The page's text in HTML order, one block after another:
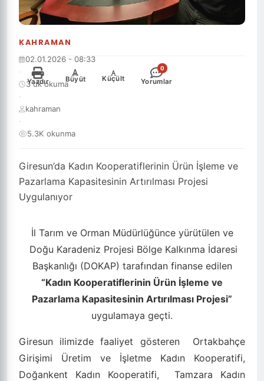
KAHRAMAN
Giresun’da Kadın Kooperatiflerinin Ürün İşleme ve
Pazarlama Kapasitesinin Artırılması Projesi
Uygulanıyor
02.01.2026 - 08:33
·
3 dk okuma
·
kahraman
·
5.3K okunma
Yazdır
+
Büyüt
-
Küçült
0
Yorumlar
İl Tarım ve Orman Müdürlüğünce yürütülen ve
Doğu Karadeniz Projesi Bölge Kalkınma İdaresi
Başkanlığı (DOKAP) tarafından finanse edilen
“Kadın Kooperatiflerinin Ürün İşleme ve
Pazarlama Kapasitesinin Artırılması Projesi”
uygulamaya geçti.
Giresun ilimizde faaliyet gösteren
Ortakbahçe
Girişimi Üretim ve İşletme Kadın Kooperatifi,
Doğankent Kadın Kooperatifi,
Tamzara Kadın